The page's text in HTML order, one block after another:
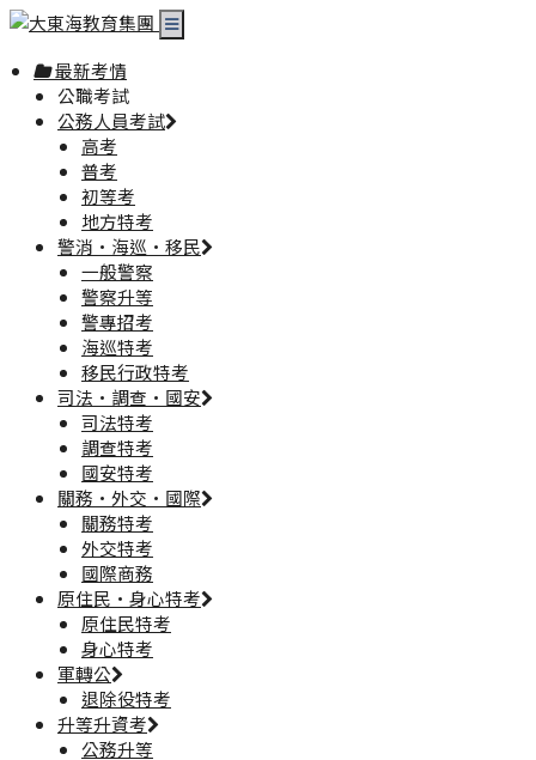
最新考情
公職考試
公務人員考試
高考
普考
初等考
地方特考
警消·海巡·移民
一般警察
警察升等
警專招考
海巡特考
移民行政特考
司法·調查·國安
司法特考
調查特考
國安特考
關務·外交·國際
關務特考
外交特考
國際商務
原住民·身心特考
原住民特考
身心特考
軍轉公
退除役特考
升等升資考
公務升等